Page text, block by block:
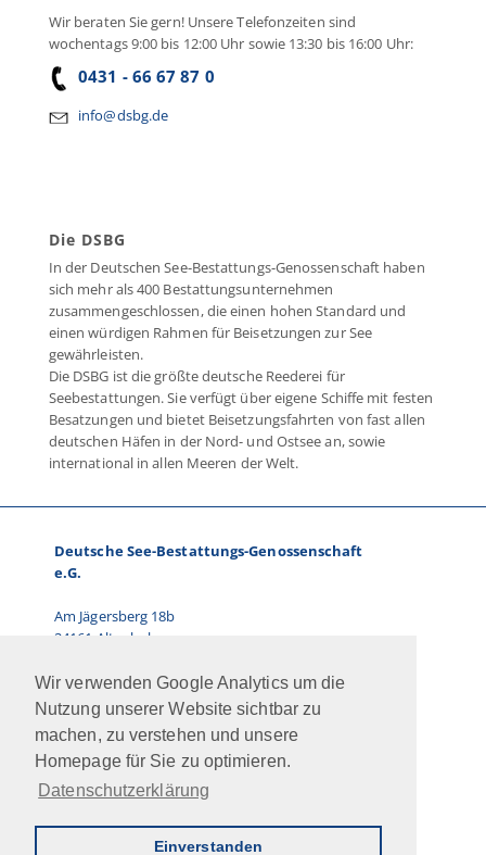
Wir verwenden Google Analytics um die
Nutzung unserer Website sichtbar zu
machen, zu verstehen und unsere
Homepage für Sie zu optimieren.
Datenschutzerklärung
Einverstanden
Datenschutz
Kontakt
Wir beraten Sie gern! Unsere Telefonzeiten sind
wochentags 9:00 bis 12:00 Uhr sowie 13:30 bis 16:00 Uhr:
0431 - 66 67 87 0
info@dsbg.de
Die DSBG
In der Deutschen See-Bestattungs-Genossenschaft haben
sich mehr als 400 Bestattungsunternehmen
zusammengeschlossen, die einen hohen Standard und
einen würdigen Rahmen für Beisetzungen zur See
gewährleisten.
Die DSBG ist die größte deutsche Reederei für
Seebestattungen. Sie verfügt über eigene Schiffe mit festen
Besatzungen und bietet Beisetzungsfahrten von fast allen
deutschen Häfen in der Nord- und Ostsee an, sowie
international in allen Meeren der Welt.
Deutsche See-Bestattungs-Genossenschaft
e.G.
Am Jägersberg 18b
24161 Altenholz
Telefon: 0431.66 67 87-0
E-Mail: info@dsbg.de
Vorstand:
Ralf Paulsen, Marcus Kühn